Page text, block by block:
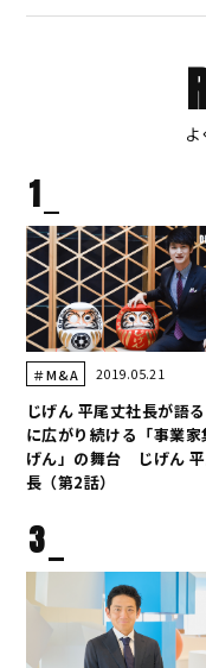
1
＃M&A 2019.05.21
じげん 平尾丈社長が語
に広がり続ける「事業家
げん」の舞台 じげん
長（第2話）
3